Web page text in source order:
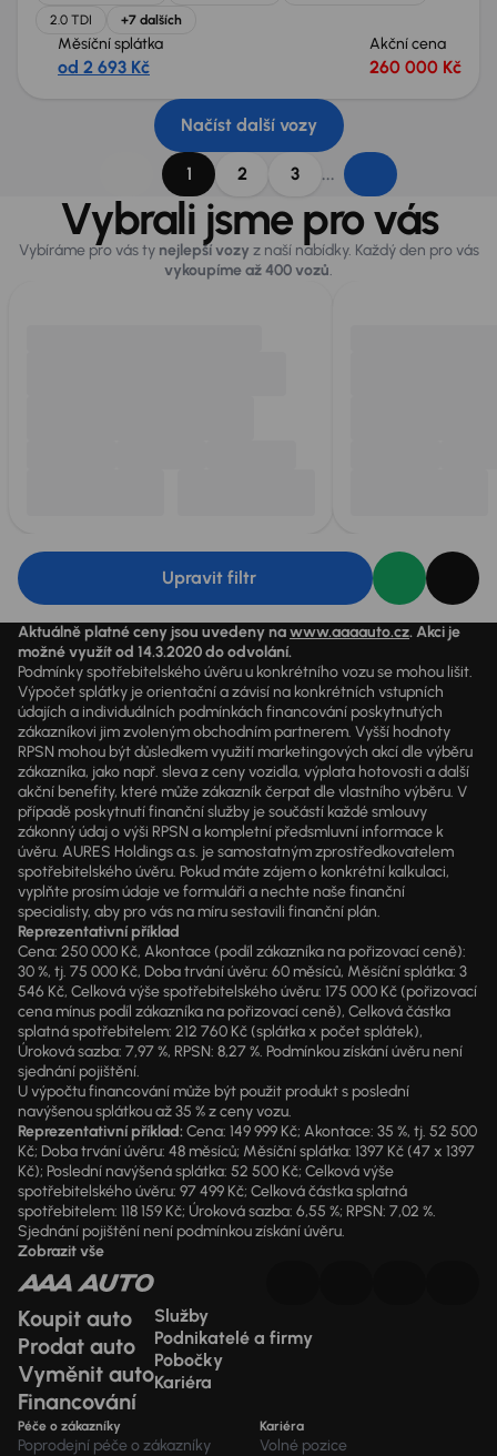
2.0 TDI
+7 dalších
Měsíční splátka
od 2 693 Kč
Akční cena
260 000 Kč
Načíst další vozy
1 2 3 ...
Vybrali jsme pro vás
Vybíráme pro vás ty nejlepší vozy z naší nabídky. Každý den pro vás
vykoupíme až 400 vozů.
Upravit filtr
Aktuálně platné ceny jsou uvedeny nawww.aaaauto.cz. Akci je
možné využít od 14.3.2020 do odvolání.
Podmínky spotřebitelského úvěru u konkrétního vozu se mohou lišit.
Výpočet splátky je orientační a závisí na konkrétních vstupních
údajích a individuálních podmínkách financování poskytnutých
zákazníkovi jim zvoleným obchodním partnerem. Vyšší hodnoty
RPSN mohou být důsledkem využití marketingových akcí dle výběru
zákazníka, jako např. sleva z ceny vozidla, výplata hotovosti a další
akční benefity, které může zákazník čerpat dle vlastního výběru. V
případě poskytnutí finanční služby je součástí každé smlouvy
zákonný údaj o výši RPSN a kompletní předsmluvní informace k
úvěru. AURES Holdings a.s. je samostatným zprostředkovatelem
spotřebitelského úvěru. Pokud máte zájem o konkrétní kalkulaci,
vyplňte prosím údaje ve formuláři a nechte naše finanční
specialisty, aby pro vás na míru sestavili finanční plán.
Reprezentativní příklad
Cena: 250 000 Kč, Akontace (podíl zákazníka na pořizovací ceně):
30 %, tj. 75 000 Kč, Doba trvání úvěru: 60 měsíců, Měsíční splátka: 3
546 Kč, Celková výše spotřebitelského úvěru: 175 000 Kč (pořizovací
cena mínus podíl zákazníka na pořizovací ceně), Celková částka
splatná spotřebitelem: 212 760 Kč (splátka x počet splátek),
Úroková sazba: 7,97 %, RPSN: 8,27 %. Podmínkou získání úvěru není
sjednání pojištění.
U výpočtu financování může být použit produkt s poslední
navýšenou splátkou až 35 % z ceny vozu.
Reprezentativní příklad:Cena: 149 999 Kč; Akontace: 35 %, tj. 52 500
Kč; Doba trvání úvěru: 48 měsíců; Měsíční splátka: 1397 Kč (47 x 1397
Kč); Poslední navýšená splátka: 52 500 Kč; Celková výše
spotřebitelského úvěru: 97 499 Kč; Celková částka splatná
spotřebitelem: 118 159 Kč; Úroková sazba: 6,55 %; RPSN: 7,02 %.
Sjednání pojištění není podmínkou získání úvěru.
Zobrazit vše
Koupit auto
Prodat auto
Vyměnit auto
Financování
Služby
Podnikatelé a firmy
Pobočky
Kariéra
Péče o zákazníky
Poprodejní péče o zákazníky
Kariéra
Volné pozice